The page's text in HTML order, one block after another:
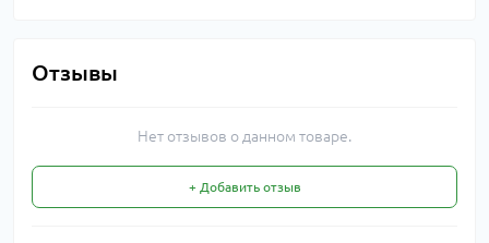
Отзывы
Нет отзывов о данном товаре.
+ Добавить отзыв